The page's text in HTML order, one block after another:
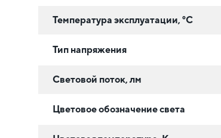
Температура эксплуатации, °C
Тип напряжения
Световой поток, лм
Цветовое обозначение света